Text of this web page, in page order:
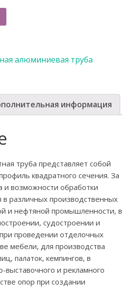
алюминиевая труба
информация
труба представляет собой
квадратного сечения. За
и возможности обработки
в различных производственных
и нефтяной промышленности, в
судостроении и
проведении отделочных
мебели, для производства
палаток, кемпингов, в
выставочного и рекламного
опор при создании